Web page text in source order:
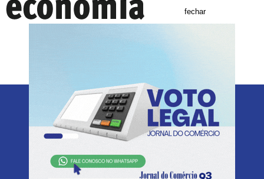
Av. João Pessoa, 1282 - Farroupilha
fechar